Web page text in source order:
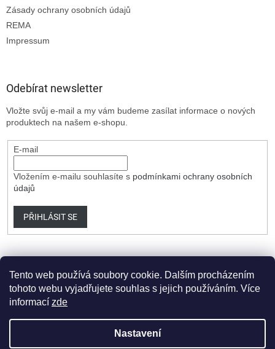
Tento web používá soubory cookie. Dalším procházením
tohoto webu vyjadřujete souhlas s jejich používáním. Více
informací zde
Nastavení
Zásady ochrany osobních údajů
REMA
Impressum
Odebírat newsletter
Vložte svůj e-mail a my vám budeme zasílat informace o nových
produktech na našem e-shopu.
E-mail
Vložením e-mailu souhlasíte s podmínkami ochrany osobních
údajů
PŘIHLÁSIT SE